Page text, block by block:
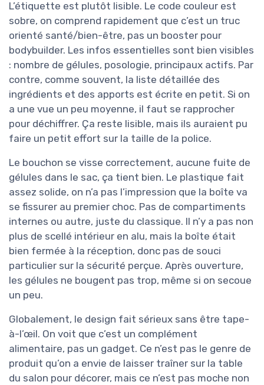
L’étiquette est plutôt lisible. Le code couleur est
sobre, on comprend rapidement que c’est un truc
orienté santé/bien-être, pas un booster pour
bodybuilder. Les infos essentielles sont bien visibles
: nombre de gélules, posologie, principaux actifs. Par
contre, comme souvent, la liste détaillée des
ingrédients et des apports est écrite en petit. Si on
a une vue un peu moyenne, il faut se rapprocher
pour déchiffrer. Ça reste lisible, mais ils auraient pu
faire un petit effort sur la taille de la police.
Le bouchon se visse correctement, aucune fuite de
gélules dans le sac, ça tient bien. Le plastique fait
assez solide, on n’a pas l’impression que la boîte va
se fissurer au premier choc. Pas de compartiments
internes ou autre, juste du classique. Il n’y a pas non
plus de scellé intérieur en alu, mais la boîte était
bien fermée à la réception, donc pas de souci
particulier sur la sécurité perçue. Après ouverture,
les gélules ne bougent pas trop, même si on secoue
un peu.
Globalement, le design fait sérieux sans être tape-
à-l’œil. On voit que c’est un complément
alimentaire, pas un gadget. Ce n’est pas le genre de
produit qu’on a envie de laisser traîner sur la table
du salon pour décorer, mais ce n’est pas moche non